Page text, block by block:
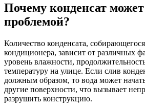
Почему конденсат может
проблемой?
Количество конденсата,
кондиционера, зависит от различных
уровень влажности,
температуру на улице. Если слив
должным образом, то вода может
другие поверхности, что вызывает
разрушить конструкцию.